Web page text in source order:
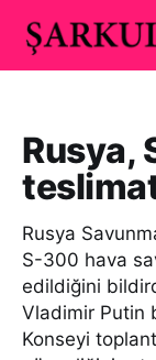
Rusya,
Rusya
S-300 hava
edildiğini
Vladimir Putin
Konseyi